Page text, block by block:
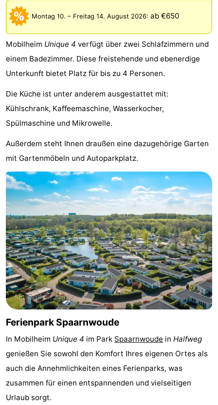
-
Het
Amsterdamse
Bos
-
Spaarnwoude
Hotels
Zimmer
(mit
Frühstück)
Lastminutes
Museen
Attraktionen
&
tun
-
Museen
-
Denkmäler
-
Kirchen
-
Aussichtspunkte
Attraktionen
-
Rundfahrten
-
Experiences
Dörfer
Städte
Führungen
Sport
Montag 10. – Freitag 14. August 2026: ab €650
Mobilheim Unique 4 verfügt über zwei Schlafzimmern und
einem Badezimmer. Diese freistehende und ebenerdige
Unterkunft bietet Platz für bis zu 4 Personen.
Die Küche ist unter anderem ausgestattet mit:
Kühlschrank, Kaffeemaschine, Wasserkocher,
Spülmaschine und Mikrowelle.
Außerdem steht Ihnen draußen eine dazugehörige Garten
mit Gartenmöbeln und Autoparkplatz.
Ferienpark Spaarnwoude
In Mobilheim Unique 4 im Park Spaarnwoude in Halfweg
genießen Sie sowohl den Komfort Ihres eigenen Ortes als
auch die Annehmlichkeiten eines Ferienparks, was
zusammen für einen entspannenden und vielseitigen
Urlaub sorgt.